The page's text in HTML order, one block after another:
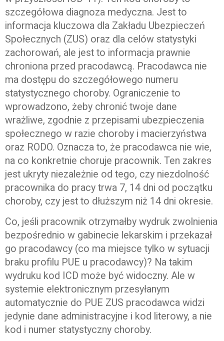
szczegółowa diagnoza medyczna. Jest to
informacja kluczowa dla Zakładu Ubezpieczeń
Społecznych (ZUS) oraz dla celów statystyki
zachorowań, ale jest to informacja prawnie
chroniona przed pracodawcą. Pracodawca nie
ma dostępu do szczegółowego numeru
statystycznego choroby. Ograniczenie to
wprowadzono, żeby chronić twoje dane
wrażliwe, zgodnie z przepisami ubezpieczenia
społecznego w razie choroby i macierzyństwa
oraz RODO. Oznacza to, że pracodawca nie wie,
na co konkretnie choruje pracownik. Ten zakres
jest ukryty niezależnie od tego, czy niezdolność
pracownika do pracy trwa 7, 14 dni od początku
choroby, czy jest to dłuższym niż 14 dni okresie.
Co, jeśli pracownik otrzymałby wydruk zwolnienia
bezpośrednio w gabinecie lekarskim i przekazał
go pracodawcy (co ma miejsce tylko w sytuacji
braku profilu PUE u pracodawcy)? Na takim
wydruku kod ICD może być widoczny. Ale w
systemie elektronicznym przesyłanym
automatycznie do PUE ZUS pracodawca widzi
jedynie dane administracyjne i kod literowy, a nie
kod i numer statystyczny choroby.